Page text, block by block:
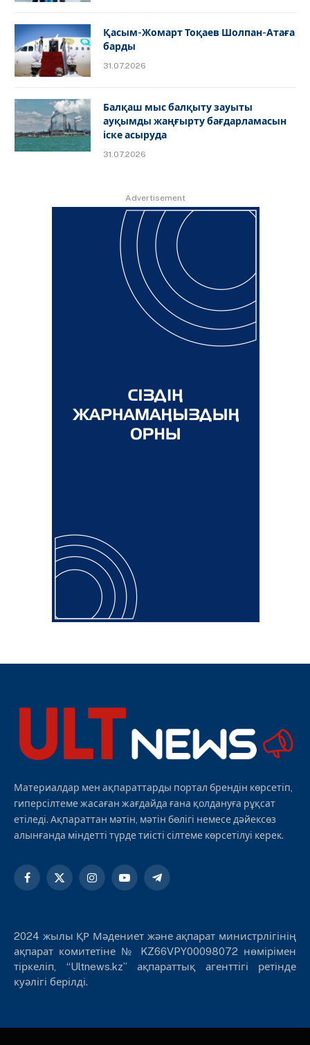
Қасым-Жомарт Тоқаев Шолпан-Атаға
барды
31.07.2026
Балқаш мыс балқыту зауыты
ауқымды жаңғырту бағдарламасын
іске асыруда
31.07.2026
Advertisement
Материалдар мен ақпараттарды портал брендін көрсетіп,
гиперсілтеме жасаған жағдайда ғана қолдануға рұқсат
етіледі. Ақпараттан мәтін, мәтін бөлігі немесе дәйексөз
алынғанда міндетті түрде тиісті сілтеме көрсетілуі керек.
Facebook
X
InstagramYouTubeTelegram
2024 жылы ҚР Мәдениет және ақпарат министрлігінің
ақпарат комитетіне № KZ66VPY00098072 нөмірімен
тіркеліп, “Ultnews.kz” ақпараттық агенттігі ретінде
куәлігі берілді.